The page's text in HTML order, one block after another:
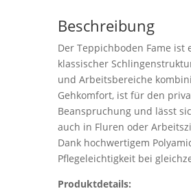
Beschreibung
Der Teppichboden Fame
klassischer
und Arbeitsbereiche
Gehkomfort, ist für den
Beanspruchung und lässt
auch in Fluren oder
Dank hochwertigem
Pflegeleichtigkeit bei
Produktdetails: